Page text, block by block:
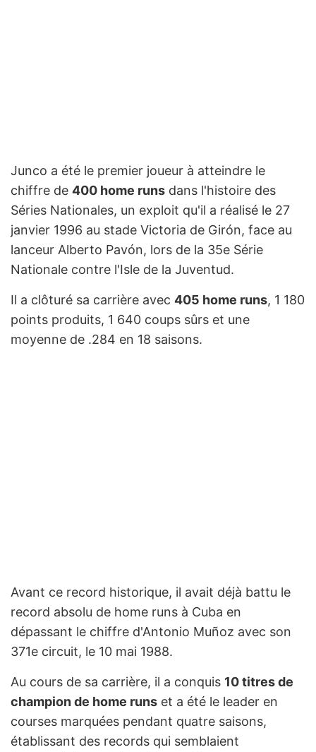
Junco a été le premier joueur à atteindre le
chiffre de 400 home runs dans l'histoire des
Séries Nationales, un exploit qu'il a réalisé le 27
janvier 1996 au stade Victoria de Girón, face au
lanceur Alberto Pavón, lors de la 35e Série
Nationale contre l'Isle de la Juventud.
Il a clôturé sa carrière avec 405 home runs, 1 180
points produits, 1 640 coups sûrs et une
moyenne de .284 en 18 saisons.
Avant ce record historique, il avait déjà battu le
record absolu de home runs à Cuba en
dépassant le chiffre d'Antonio Muñoz avec son
371e circuit, le 10 mai 1988.
Au cours de sa carrière, il a conquis 10 titres de
champion de home runs et a été le leader en
courses marquées pendant quatre saisons,
établissant des records qui semblaient